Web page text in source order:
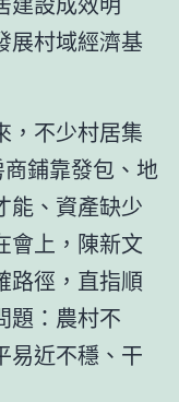
展村域經濟基
，不少村居集
鋪靠發包、地
能、資產缺少
會上，陳新文
路徑，直指順
題：農村不
易近不穩、干